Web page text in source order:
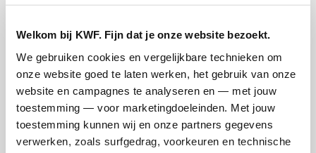
Welkom bij KWF. Fijn dat je onze website bezoekt.
We gebruiken cookies en vergelijkbare technieken om
onze website goed te laten werken, het gebruik van onze
website en campagnes te analyseren en — met jouw
toestemming — voor marketingdoeleinden. Met jouw
toestemming kunnen wij en onze partners gegevens
verwerken, zoals surfgedrag, voorkeuren en technische